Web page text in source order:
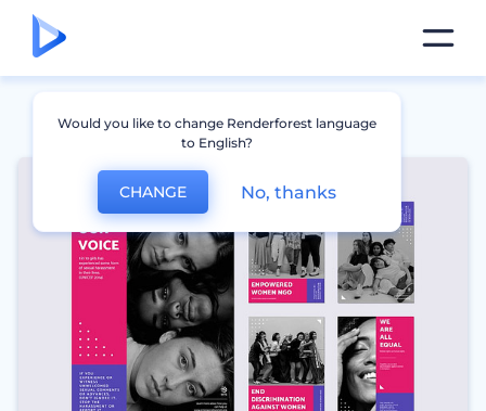
Would you like to change Renderforest language
to English?
CHANGE No, thanks